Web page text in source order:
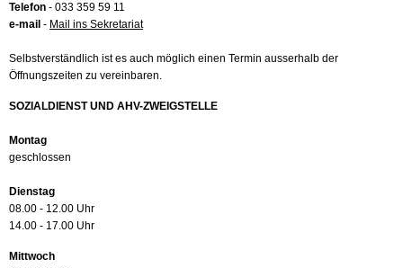
Telefon - 033 359 59 11
e-mail - Mail ins Sekretariat
Selbstverständlich ist es auch möglich einen Termin ausserhalb der
Öffnungszeiten zu vereinbaren.
SOZIALDIENST UND AHV-ZWEIGSTELLE
Montag
geschlossen
Dienstag
08.00 - 12.00 Uhr
14.00 - 17.00 Uhr
Mittwoch